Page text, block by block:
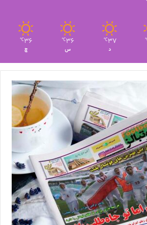
37
℃
د
36
℃
س
36
℃
چ